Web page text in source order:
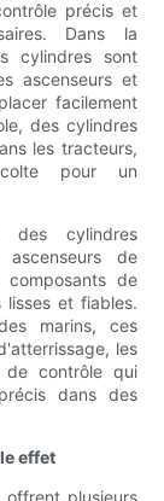
précis et
Dans la
cylindres sont
ascenseurs et
facilement
des cylindres
les tracteurs,
pour un
des cylindres
de
de
lisses et fiables.
marins, ces
les
de contrôle qui
dans des
effet